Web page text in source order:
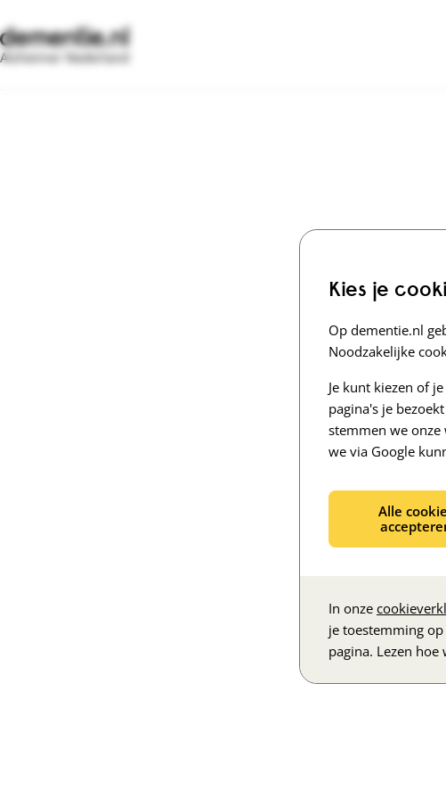
Kies je
Op dementie.nl
Noodzakelijke
Je kunt kiezen of
pagina's je
stemmen we onze
we via Google
Alle
In onze
je toestemming
pagina. Lezen hoe
Alzheimer Nederland